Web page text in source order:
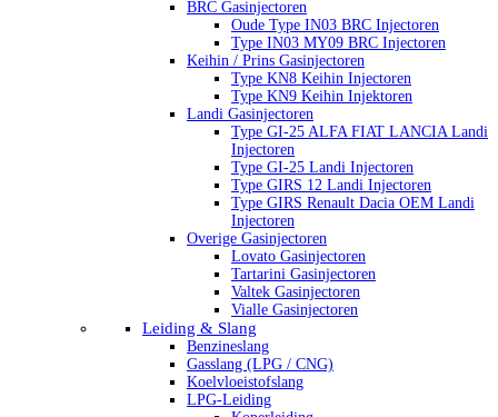
BRC Gasinjectoren
Oude Type IN03 BRC Injectoren
Type IN03 MY09 BRC Injectoren
Keihin / Prins Gasinjectoren
Type KN8 Keihin Injectoren
Type KN9 Keihin Injektoren
Landi Gasinjectoren
Type GI-25 ALFA FIAT LANCIA Landi
Injectoren
Type GI-25 Landi Injectoren
Type GIRS 12 Landi Injectoren
Type GIRS Renault Dacia OEM Landi
Injectoren
Overige Gasinjectoren
Lovato Gasinjectoren
Tartarini Gasinjectoren
Valtek Gasinjectoren
Vialle Gasinjectoren
Leiding & Slang
Benzineslang
Gasslang (LPG / CNG)
Koelvloeistofslang
LPG-Leiding